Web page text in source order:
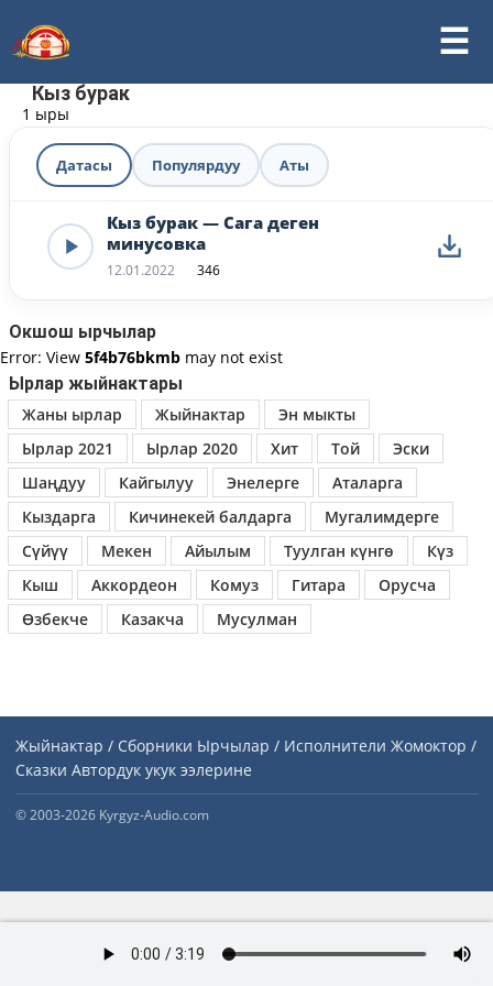
Кыз бурак
1 ыры
Датасы Популярдуу Аты
Кыз бурак — Сага деген
минусовка
12.01.2022 346
Окшош ырчылар
Error: View 5f4b76bkmb may not exist
Ырлар жыйнактары
Жаны ырлар
Жыйнактар
Эн мыкты
Ырлар 2021
Ырлар 2020 Хит Той
Эски
Шаңдуу
Кайгылуу Энелерге
Аталарга
Кыздарга
Кичинекей балдарга
Мугалимдерге
Сүйүү
Мекен Айылым Туулган күнгө
Күз
Кыш
Аккордеон Комуз Гитара
Орусча
Өзбекче
Казакча Мусулман
Жыйнактар / Сборники Ырчылар / Исполнители Жомоктор /
Сказки Автордук укук ээлерине
© 2003-2026 Kyrgyz-Audio.com